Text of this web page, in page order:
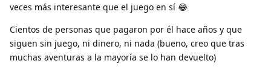
veces más interesante que el juego en sí 😂
Cientos de personas que pagaron por él hace años y que
siguen sin juego, ni dinero, ni nada (bueno, creo que tras
muchas aventuras a la mayoría se lo han devuelto)